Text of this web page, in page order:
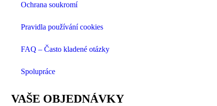
Ochrana soukromí
Pravidla používání cookies
FAQ – Často kladené otázky
Spolupráce
VAŠE OBJEDNÁVKY